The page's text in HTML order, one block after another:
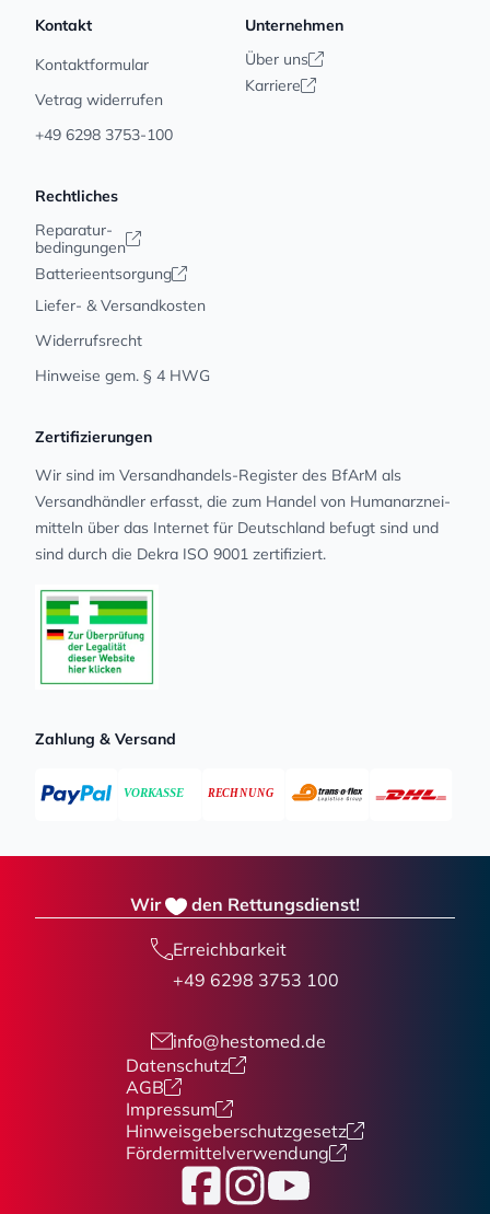
Kontakt
Kontaktformular
Vetrag widerrufen
+49 6298 3753-100
Unternehmen
Über uns
Karriere
Rechtliches
Reparatur-
bedingungen
Batterieentsorgung
Liefer- & Versandkosten
Widerrufsrecht
Hinweise gem. § 4 HWG
Zertifizierungen
Wir sind im Versandhandels-Register des BfArM als
Versandhändler erfasst, die zum Handel von Human­arz­nei­
mit­teln über das Internet für Deutschland befugt sind und
sind durch die Dekra ISO 9001 zertifiziert.
Zahlung & Versand
Wir den Rettungsdienst!
Erreichbarkeit
+49 6298 3753 100
info@hestomed.de
Datenschutz
AGB
Impressum
Hinweisgeberschutzgesetz
Fördermittelverwendung
FacebookInstagram
YouTube